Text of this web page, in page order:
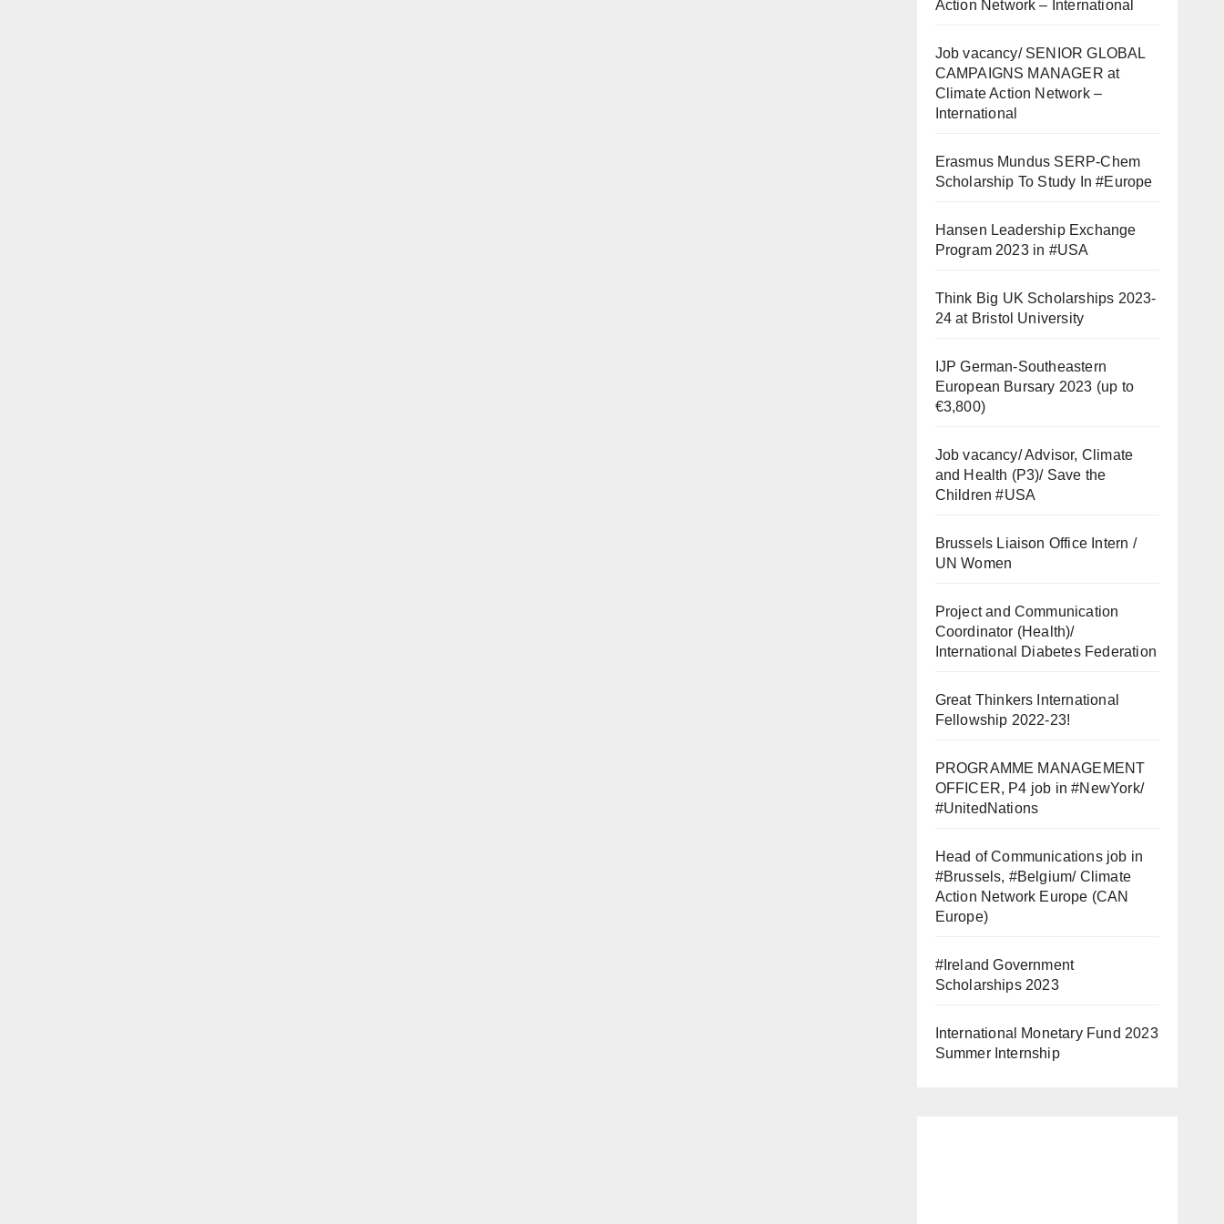
Action Network – International
Job vacancy/ SENIOR GLOBAL
CAMPAIGNS MANAGER at
Climate Action Network –
International
Erasmus Mundus SERP-Chem
Scholarship To Study In #Europe
Hansen Leadership Exchange
Program 2023 in #USA
Think Big UK Scholarships 2023-
24 at Bristol University
IJP German-Southeastern
European Bursary 2023 (up to
€3,800)
Job vacancy/ Advisor, Climate
and Health (P3)/ Save the
Children #USA
Brussels Liaison Office Intern /
UN Women
Project and Communication
Coordinator (Health)/
International Diabetes Federation
Great Thinkers International
Fellowship 2022-23!
PROGRAMME MANAGEMENT
OFFICER, P4 job in #NewYork/
#UnitedNations
Head of Communications job in
#Brussels, #Belgium/ Climate
Action Network Europe (CAN
Europe)
#Ireland Government
Scholarships 2023
International Monetary Fund 2023
Summer Internship